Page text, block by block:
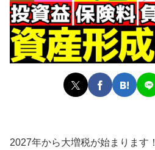
2027年から大増税が始まります！